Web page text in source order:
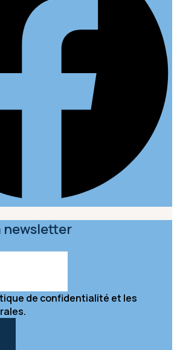
newsletter
de confidentialité et les